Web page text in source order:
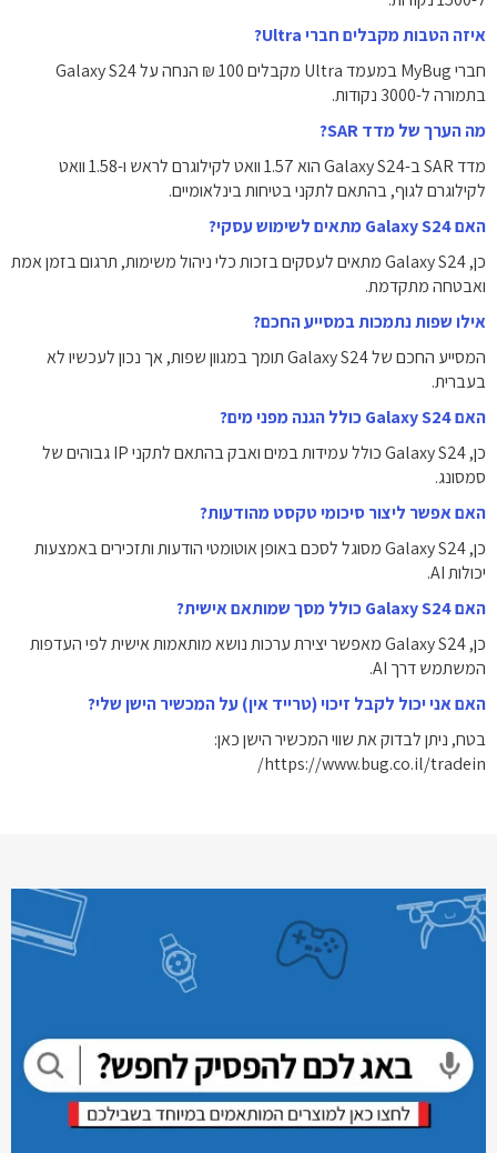
איזה הטבות מקבלים חברי Ultra?
חברי MyBug במעמד Ultra מקבלים 100 ₪ הנחה על Galaxy S24
בתמורה ל-3000 נקודות.
מה הערך של מדד SAR?
מדד SAR ב-Galaxy S24 הוא 1.57 וואט לקילוגרם לראש ו-1.58 וואט
לקילוגרם לגוף, בהתאם לתקני בטיחות בינלאומיים.
האם Galaxy S24 מתאים לשימוש עסקי?
כן, Galaxy S24 מתאים לעסקים בזכות כלי ניהול משימות, תרגום בזמן אמת
ואבטחה מתקדמת.
אילו שפות נתמכות במסייע החכם?
המסייע החכם של Galaxy S24 תומך במגוון שפות, אך נכון לעכשיו לא
בעברית.
האם Galaxy S24 כולל הגנה מפני מים?
כן, Galaxy S24 כולל עמידות במים ואבק בהתאם לתקני IP גבוהים של
סמסונג.
האם אפשר ליצור סיכומי טקסט מהודעות?
כן, Galaxy S24 מסוגל לסכם באופן אוטומטי הודעות ותזכירים באמצעות
יכולות AI.
האם Galaxy S24 כולל מסך שמותאם אישית?
כן, Galaxy S24 מאפשר יצירת ערכות נושא מותאמות אישית לפי העדפות
המשתמש דרך AI.
האם אני יכול לקבל זיכוי (טרייד אין) על המכשיר הישן שלי?
בטח, ניתן לבדוק את שווי המכשיר הישן כאן:
https://www.bug.co.il/tradein/